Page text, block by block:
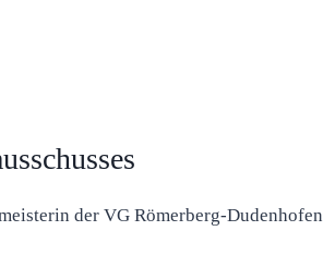
der VG Römerberg-Dudenhofen